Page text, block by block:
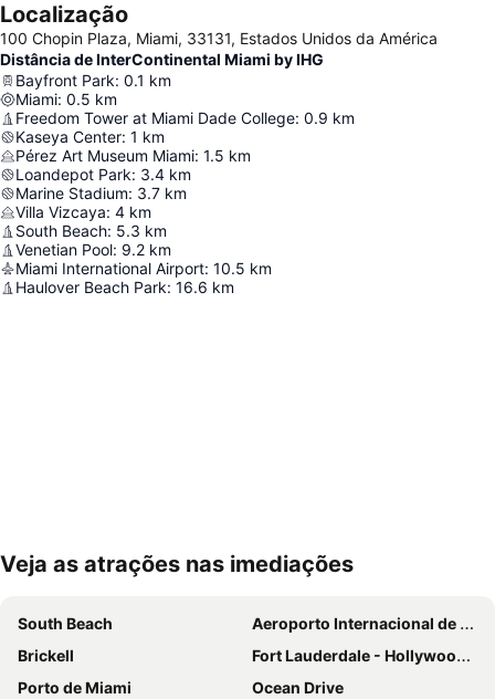
Localização
100 Chopin Plaza, Miami, 33131, Estados Unidos da América
Distância de InterContinental Miami by IHG
Bayfront Park: 0.1 km
Miami: 0.5 km
Freedom Tower at Miami Dade College: 0.9 km
Kaseya Center: 1 km
Pérez Art Museum Miami: 1.5 km
Loandepot Park: 3.4 km
Marine Stadium: 3.7 km
Villa Vizcaya: 4 km
South Beach: 5.3 km
Venetian Pool: 9.2 km
Miami International Airport: 10.5 km
Haulover Beach Park: 16.6 km
Ampliar mapa
Veja as atrações nas imediações
South Beach
Aeroporto Internacional de Miami
Brickell
Fort Lauderdale - Hollywood International Airport
Porto de Miami
Ocean Drive